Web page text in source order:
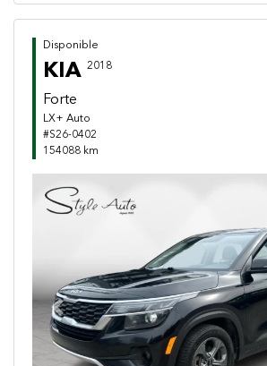
Disponible
KIA 2018
Forte
LX+ Auto
#S26-0402
154088 km
Previous